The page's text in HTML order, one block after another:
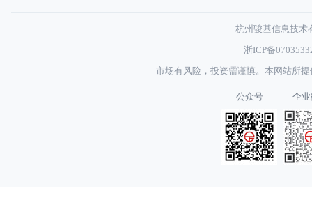
杭州骏基信息技术
浙ICP备
市场有风险，投资需谨慎。本网站所
公众号 企